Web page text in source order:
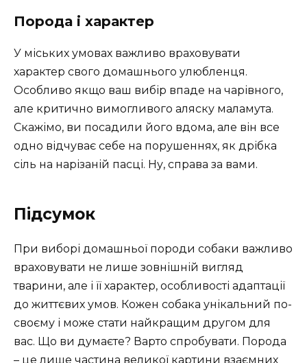
Порода і характер
У міських умовах важливо враховувати
характер свого домашнього улюбленця.
Особливо якщо ваш вибір впаде на чарівного,
але критично вимогливого аляску маламута.
Скажімо, ви посадили його вдома, але він все
одно відчуває себе на порушеннях, як дрібка
сіль на нарізаній пасці. Ну, справа за вами.
Підсумок
При виборі домашньої породи собаки важливо
враховувати не лише зовнішній вигляд
тварини, але і її характер, особливості адаптації
до життєвих умов. Кожен собака унікальний по-
своєму і може стати найкращим другом для
вас. Що ви думаєте? Варто спробувати. Порода
– це лише частина великої картини взаємних